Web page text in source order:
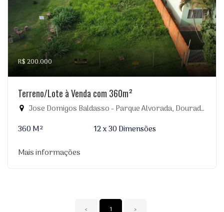
R$ 200.000
Terreno/Lote à Venda com 360m²
Jose Domigos Baldasso - Parque Alvorada, Dourados-MS
360 M²
12 x 30 Dimensões
Mais informações
‹ 1 ›